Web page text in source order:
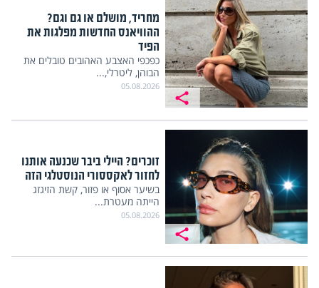
מחריד, מושלם או גם וגם?
ההוויאנס החדשות מפלגות את
הפיד
כפכפי האצבע האהובים טובלים את
הבוהן, ליטרלי,...
05.08.2026
זוכרים? היילי ביבר שכנעה אותנו
לחזור לאקססורי הנוסטלגי הזה
בשיער אסוף או פזור, קשת הזיגזג
הייתה מעטרת...
05.08.2026